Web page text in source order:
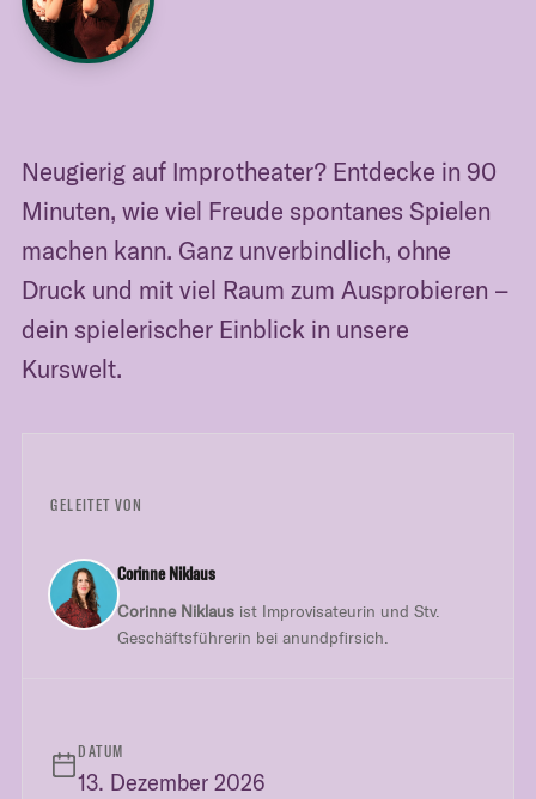
Neugierig auf Improtheater? Entdecke in 90
Minuten, wie viel Freude spontanes Spielen
machen kann. Ganz unverbindlich, ohne
Druck und mit viel Raum zum Ausprobieren –
dein spielerischer Einblick in unsere
Kurswelt.
GELEITET VON
Corinne Niklaus
Corinne Niklausist Improvisateurin und Stv.
Geschäftsführerin bei anundpfirsich.
DATUM
13. Dezember 2026